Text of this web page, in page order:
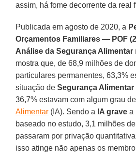
assim, há fome decorrente da real
Publicada em agosto de 2020, a
Orçamentos Familiares — POF
Análise da Segurança Alimentar
mostra que, de 68,9 milhões de
particulares permanentes, 63,3%
situação deSegurança Alimentar
36,7% estavam com algum grau de
Alimentar (IA). Sendo a IA grave a
baseado no estudo, 3,1 milhões
passaram por privação
isso atinge não apenas os